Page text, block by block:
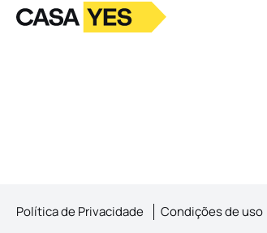
LogoIr para a homepage
Política de Privacidade Condições de uso